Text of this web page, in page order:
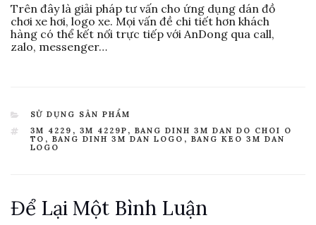
Trên đây là giải pháp tư vấn cho ứng dụng dán đồ
chơi xe hơi, logo xe. Mọi vấn đề chi tiết hơn khách
hàng có thể kết nối trực tiếp với AnDong qua call,
zalo, messenger…
CATEGORIES
SỬ DỤNG SẢN PHẨM
TAGS
3M 4229 , 3M 4229P , BANG DINH 3M DAN DO CHOI O
TO , BANG DINH 3M DAN LOGO , BANG KEO 3M DAN
LOGO
Để Lại Một Bình Luận